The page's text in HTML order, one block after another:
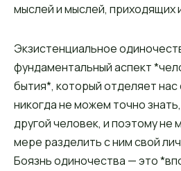
мыслей и мыслей, приходящих
Экзистенциальное
фундаментальный аспект
бытия*, который отделяет нас
никогда не можем точно
другой человек, и поэтому не
мере разделить с ним свой
Боязнь одиночества — это